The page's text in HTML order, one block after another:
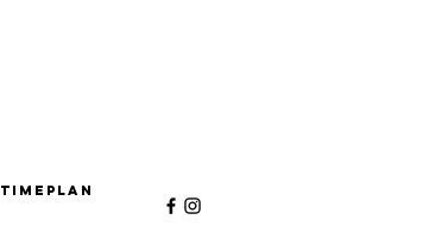
Timeplan